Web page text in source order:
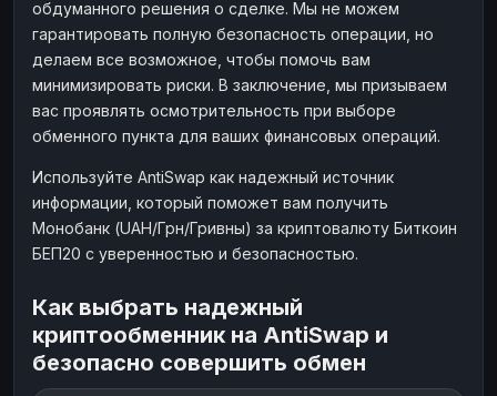
обдуманного решения о сделке. Мы не можем
гарантировать полную безопасность операции, но
делаем все возможное, чтобы помочь вам
минимизировать риски. В заключение, мы призываем
вас проявлять осмотрительность при выборе
обменного пункта для ваших финансовых операций.
Используйте AntiSwap как надежный источник
информации, который поможет вам получить
Монобанк (UAH/Грн/Гривны) за криптовалюту Биткоин
БЕП20 с уверенностью и безопасностью.
Как выбрать надежный
криптообменник на AntiSwap и
безопасно совершить обмен